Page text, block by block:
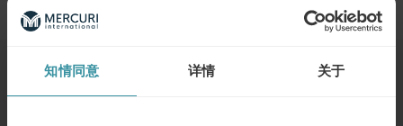
知情同意 详情 关于
浏览下一个